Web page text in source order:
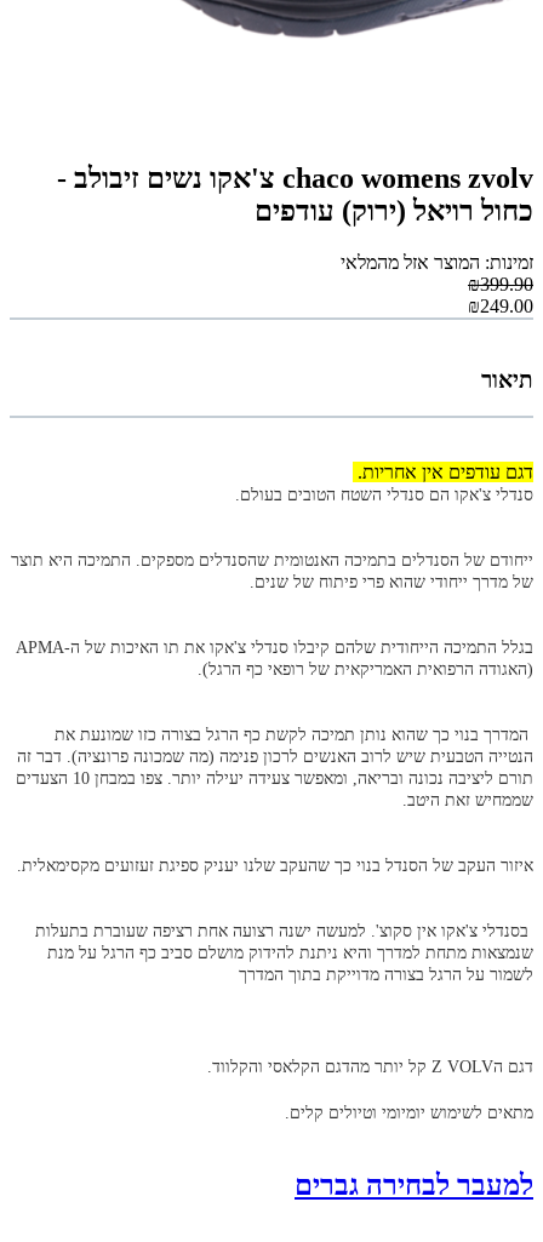
chaco womens zvolv צ'אקו נשים זיבולב -
כחול רויאל (ירוק) עודפים
זמינות: המוצר אזל מהמלאי
₪399.90
₪249.00
תיאור
דגם עודפים אין אחריות.
סנדלי צ'אקו הם סנדלי השטח הטובים בעולם.
ייחודם של הסנדלים בתמיכה האנטומית שהסנדלים מספקים. התמיכה היא תוצר
של מדרך ייחודי שהוא פרי פיתוח של שנים.
בגלל התמיכה הייחודית שלהם קיבלו סנדלי צ'אקו את תו האיכות של ה-APMA
(האגודה הרפואית האמריקאית של רופאי כף הרגל).
המדרך בנוי כך שהוא נותן תמיכה לקשת כף הרגל בצורה כזו שמונעת את
הנטייה הטבעית שיש לרוב האנשים לרכון פנימה (מה שמכונה פרונציה). דבר זה
תורם ליציבה נכונה ובריאה, ומאפשר צעידה יעילה יותר. צפו במבחן 10 הצעדים
שממחיש זאת היטב.
איזור העקב של הסנדל בנוי כך שהעקב שלנו יעניק ספיגת זעזועים מקסימאלית.
בסנדלי צ'אקו אין סקוצ'. למעשה ישנה רצועה אחת רציפה שעוברת בתעלות
שנמצאות מתחת למדרך והיא ניתנת להידוק מושלם סביב כף הרגל על מנת
לשמור על הרגל בצורה מדוייקת בתוך המדרך
דגם הZ VOLV קל יותר מהדגם הקלאסי והקלווד.
מתאים לשימוש יומיומי וטיולים קלים.
למעבר לבחירה גברים